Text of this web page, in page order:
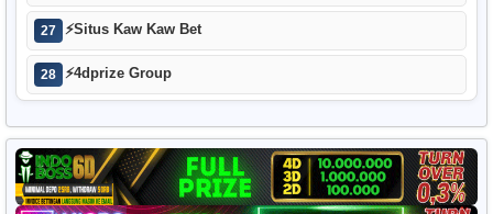
27 ⚡Situs Kaw Kaw Bet
28 ⚡4dprize Group